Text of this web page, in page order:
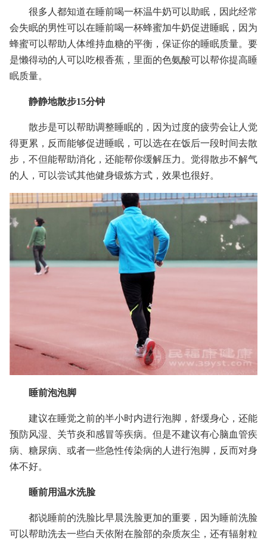
很多人都知道在睡前喝一杯温牛奶可以助眠，因此经常
会失眠的男性可以在睡前喝一杯蜂蜜加牛奶促进睡眠，因为
蜂蜜可以帮助人体维持血糖的平衡，保证你的睡眠质量。要
是懒得动的人可以吃根香蕉，里面的色氨酸可以帮你提高睡
眠质量。
静静地散步15分钟
散步是可以帮助调整睡眠的，因为过度的疲劳会让人觉
得更累，反而能够促进睡眠，可以选在在饭后一段时间去散
步，不但能帮助消化，还能帮你缓解压力。觉得散步不解气
的人，可以尝试其他健身锻炼方式，效果也很好。
睡前泡泡脚
建议在睡觉之前的半小时内进行泡脚，舒缓身心，还能
预防风湿、关节炎和感冒等疾病。但是不建议有心脑血管疾
病、糖尿病、或者一些急性传染病的人进行泡脚，反而对身
体不好。
睡前用温水洗脸
都说睡前的洗脸比早晨洗脸更加的重要，因为睡前洗脸
可以帮助洗去一些白天依附在脸部的杂质灰尘，还有辐射粒